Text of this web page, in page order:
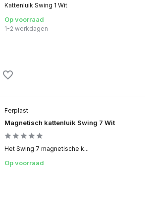
Ferplast
Magnetisch kattenluik Swing 7 Wit
Het Swing 7 magnetische k...
Op voorraad
Kattenluik Swing 1 Wit
Op voorraad
1-2 werkdagen